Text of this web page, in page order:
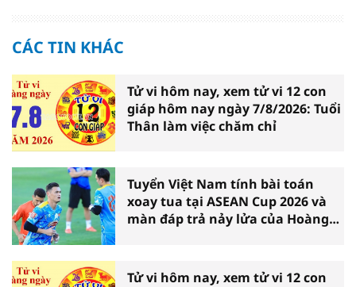
CÁC TIN KHÁC
Tử vi hôm nay, xem tử vi 12 con
giáp hôm nay ngày 7/8/2026: Tuổi
Thân làm việc chăm chỉ
Tuyển Việt Nam tính bài toán
xoay tua tại ASEAN Cup 2026 và
màn đáp trả nảy lửa của Hoàng
Tử vi hôm nay, xem tử vi 12 con